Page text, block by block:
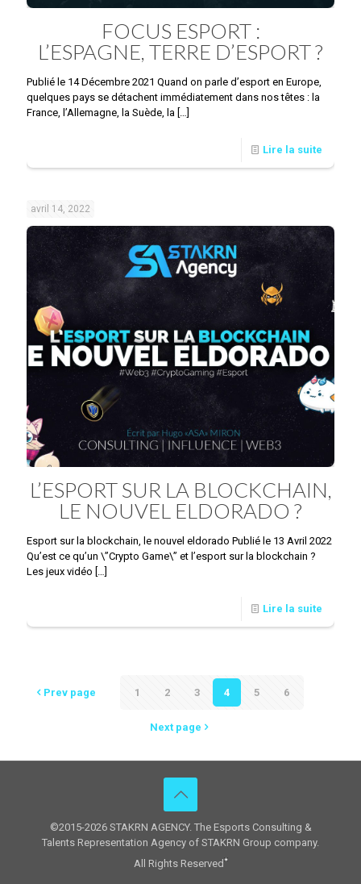
FOCUS ESPORT :
L’ESPAGNE, TERRE D’ESPORT ?
Publié le 14 Décembre 2021 Quand on parle d’esport en Europe,
quelques pays se détachent immédiatement dans nos têtes : la
France, l’Allemagne, la Suède, la […]
Lire la suite
avril 14, 2022
L’ESPORT SUR LA BLOCKCHAIN,
LE NOUVEL ELDORADO ?
Esport sur la blockchain, le nouvel eldorado Publié le 13 Avril 2022
Qu’est ce qu’un \”Crypto Game\” et l’esport sur la blockchain ?
Les jeux vidéo
Lire la suite
Prev page 1 2 3 4 5 6
Next page
©2015-2026 STAKRN AGENCY. The Esports Consulting &
Talents Representation Agency of STAKRN Group company.
All Rights Reserved